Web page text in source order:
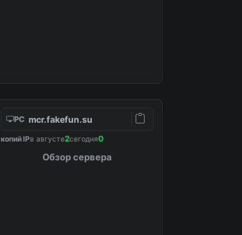
PC mcr.fakefun.su
копий IPв августе2сегодня0
Обзор сервера